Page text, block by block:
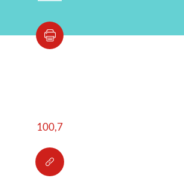
100,7